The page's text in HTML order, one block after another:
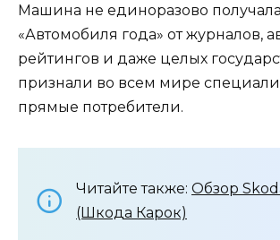
Машина не единоразово
«Автомобиля года» от журналов,
рейтингов и даже целых
признали во всем мире
прямые потребители.
Читайте также: Обзор
(Шкода Карок)